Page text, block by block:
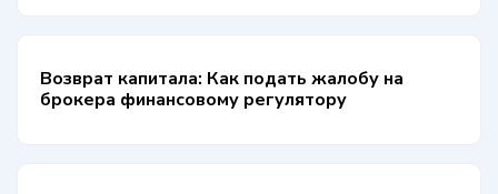
Возврат капитала: Как подать жалобу на
брокера финансовому регулятору